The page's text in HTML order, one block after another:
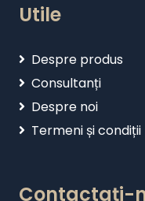
Utile
Despre produs
Consultanți
Despre noi
Termeni și condiții
Contactați-